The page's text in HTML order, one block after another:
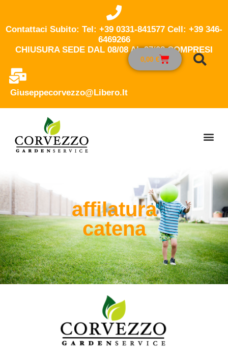
Contattaci Subito: Tel: +39 0331-841577 Cell: +39 346-
6469266
CHIUSURA SEDE DAL 08/08 AL 27/08 COMPRESI
Giuseppecorvezzo@libero.it
0,00 €
affilatura
catena